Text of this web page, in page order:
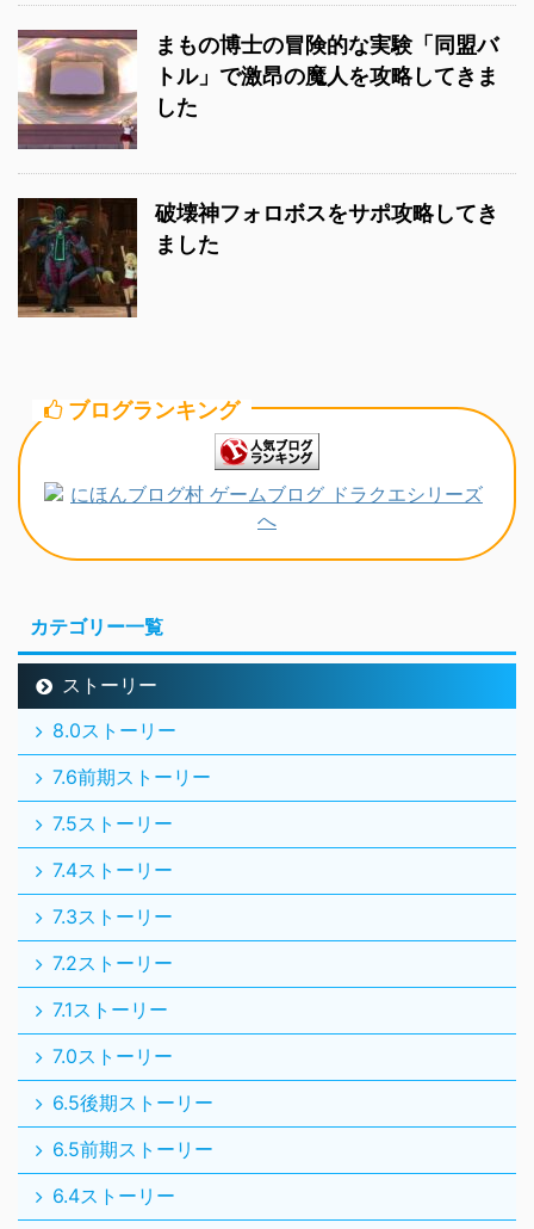
まもの博士の冒険的な実験「同盟バ
トル」で激昂の魔人を攻略してきま
した
破壊神フォロボスをサポ攻略してき
ました
ブログランキング
カテゴリー一覧
ストーリー
8.0ストーリー
7.6前期ストーリー
7.5ストーリー
7.4ストーリー
7.3ストーリー
7.2ストーリー
7.1ストーリー
7.0ストーリー
6.5後期ストーリー
6.5前期ストーリー
6.4ストーリー